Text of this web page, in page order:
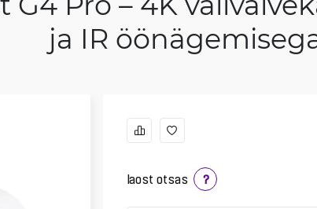
ja IR
laost otsas ?